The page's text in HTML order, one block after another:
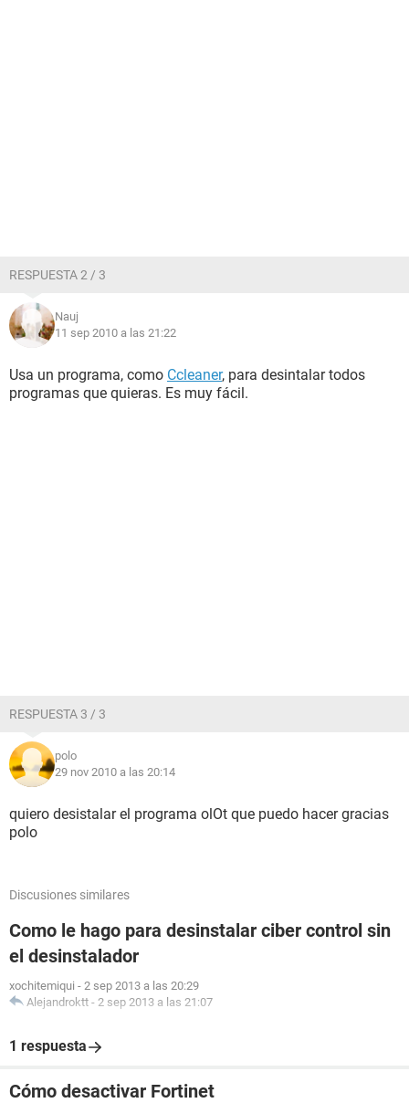
RESPUESTA 2 / 3
Nauj
11 sep 2010 a las 21:22
Usa un programa, como Ccleaner, para desintalar todos
programas que quieras. Es muy fácil.
RESPUESTA 3 / 3
polo
29 nov 2010 a las 20:14
quiero desistalar el programa olOt que puedo hacer gracias
polo
Discusiones similares
Como le hago para desinstalar ciber control sin
el desinstalador
xochitemiqui - 2 sep 2013 a las 20:29
Alejandroktt - 2 sep 2013 a las 21:07
1 respuesta
Cómo desactivar Fortinet